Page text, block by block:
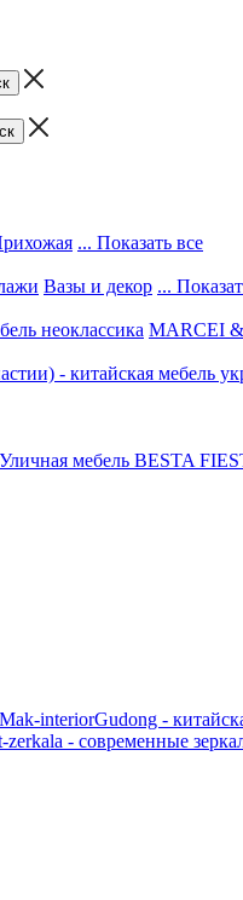
... Показать все
Вазы и декор ...
неоклассика MARCEI
- китайская мебель
Уличная мебель BESTA
interiorGudong -
zerkala - современные